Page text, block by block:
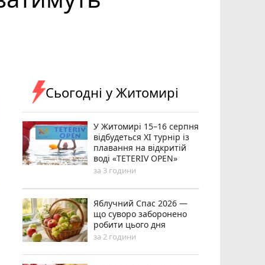
Сьогодні у Житомирі
У Житомирі 15–16 серпня
відбудеться XI турнір із
плавання на відкритій
воді «TETERIV OPEN»
за 3 години
Яблучний Спас 2026 —
що суворо заборонено
робити цього дня
за 2 години